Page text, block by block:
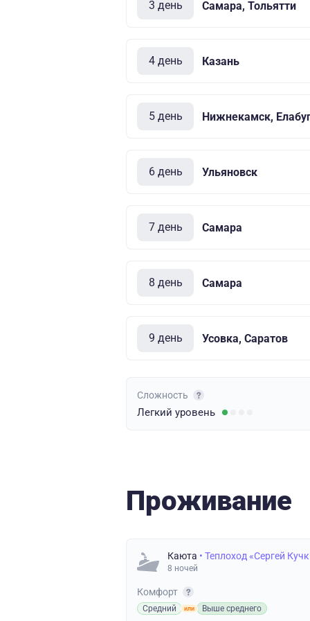
3 день Самара, Тольятти
4 день Казань
5 день Нижнекамск,
6 день Ульяновск
7 день Самара
8 день Самара
9 день Усовка, Саратов
Сложность
Легкий уровень
Проживание
Каюта • Теплоход «Сергей
8 ночей
Комфорт
Средний Выше среднего